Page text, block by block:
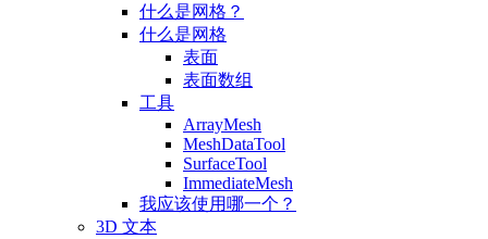
什么是网格？
什么是网格
表面
表面数组
工具
ArrayMesh
MeshDataTool
SurfaceTool
ImmediateMesh
我应该使用哪一个？
3D 文本